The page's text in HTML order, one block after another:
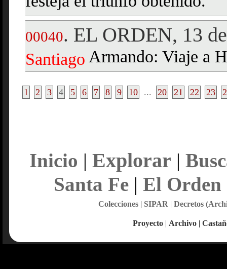
00040. EL ORDEN, 13
Santiago Armando: Viaje a
1 2 3 4 5 6 7 8 9 10 ... 20 21 22 23
Inicio | Explorar |
Santa Fe| El Orden
Colecciones| SIPAR | Decretos
Proyecto | Archivo |